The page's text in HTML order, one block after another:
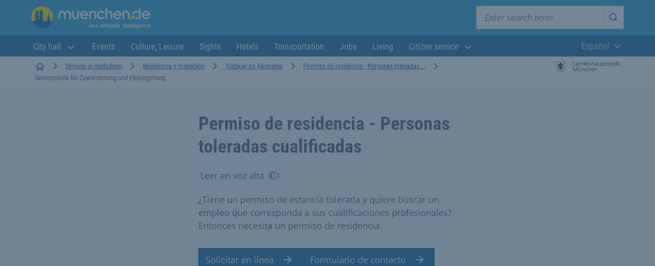
Start
City hall Events Culture, Leisure Sights Hotels Transportation Jobs Living Citizen service
Lengua actual:
Español
StartseiteServicio al ciudadano Residencia y migración Trabajar en Alemania
Permiso de residencia - Personas toleradas...
Servicestelle für Zuwanderung und Einbürgerung
Permiso de residencia - Personas
toleradas cualificadas
Leer en voz alta
¿Tiene un permiso de estancia tolerada y quiere buscar un
empleo que corresponda a sus cualificaciones profesionales?
Entonces necesita un permiso de residencia.
Solicitar en línea Formulario de contacto